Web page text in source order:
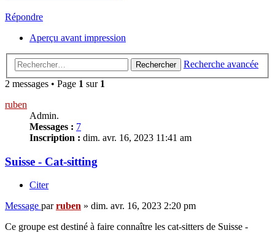
Répondre
Aperçu avant impression
Rechercher
Recherche avancée
2 messages • Page 1 sur 1
ruben
Admin.
Messages : 7
Inscription : dim. avr. 16, 2023 11:41 am
Suisse - Cat-sitting
Citer
Message parruben » dim. avr. 16, 2023 2:20 pm
Ce groupe est destiné à faire connaître les cat-sitters de Suisse -